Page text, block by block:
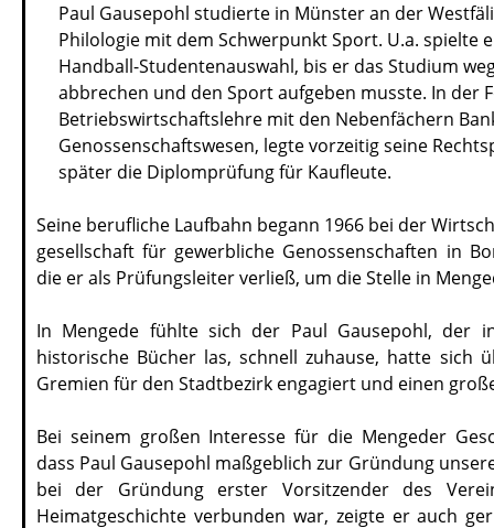
Paul Gausepohl studierte in Münster an der
Philologie mit dem Schwerpunkt Sport. U.a. spielte
Handball-Studentenauswahl, bis er das Studium
abbrechen und den Sport aufgeben musste. In der
Betriebswirtschaftslehre mit den Nebenfächern
Genossenschaftswesen, legte vorzeitig seine
später die Diplomprüfung für Kaufleute.
Seine berufliche Laufbahn begann 1966 bei der
gesellschaft für gewerbliche Genossenschaften in
die er als Prüfungsleiter verließ, um die Stelle in
In Mengede fühlte sich der Paul Gausepohl, der
historische Bücher las, schnell zuhause, hatte sich
Gremien für den Stadtbezirk engagiert und einen
Bei seinem großen Interesse für die Mengeder
dass Paul Gausepohl maßgeblich zur Gründung
bei der Gründung erster Vorsitzender des
Heimatgeschichte verbunden war, zeigte er auch